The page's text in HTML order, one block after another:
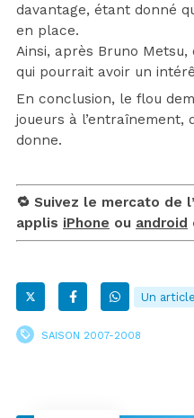
davantage, étant donné
en place.
Ainsi, après Bruno
qui pourrait avoir un
En conclusion, le flou
joueurs à
donne.
🔁 Suivez le mercato de
applis iPhone ou android
Un
SAISON 2007-2008